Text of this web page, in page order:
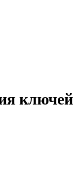
ключей